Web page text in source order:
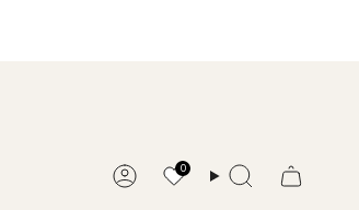
Hesap
0
Ara